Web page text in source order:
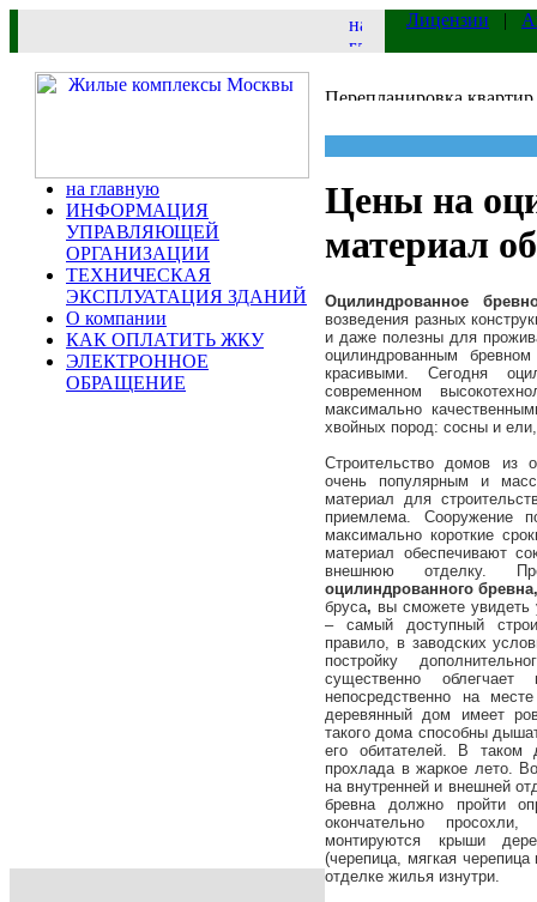
Лицензии |
на главную
ИНФОРМАЦИЯ
УПРАВЛЯЮЩЕЙ
ОРГАНИЗАЦИИ
ТЕХНИЧЕСКАЯ
ЭКСПЛУАТАЦИЯ ЗДАНИЙ
О компании
КАК ОПЛАТИТЬ ЖКУ
ЭЛЕКТРОННОЕ
ОБРАЩЕНИЕ
Цены на
материал
Оцилиндрованное
возведения разных
и даже полезны для
оцилиндрованным
красивыми. Сегодня
современном
максимально
хвойных пород: сосны и
Строительство домов из
очень популярным и
материал для
приемлема. Сооружение
максимально короткие
материал обеспечивают
внешнюю отделку.
оцилиндрованного
бруса, вы сможете увидеть
– самый доступный
правило, в заводских
постройку
существенно
непосредственно на
деревянный дом имеет
такого дома способны
его обитателей. В
прохлада в жаркое лето.
на внутренней и внешней
бревна должно пройти
окончательно
монтируются крыши
(черепица, мягкая
отделке жилья изнутри.